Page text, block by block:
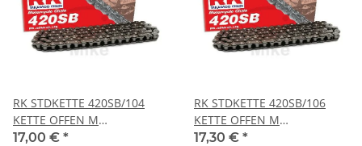
RK STDKETTE 420SB/104
KETTE OFFEN M
CLIPSCHLOSS
17,00 € *
RK STDKETTE 420SB/106
KETTE OFFEN M
CLIPSCHLOSS
17,30 € *